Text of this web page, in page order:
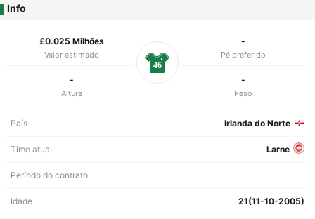
Info
£0.025 Milhões
Valor estimado
-
Pé preferido
-
Altura
-
Peso
46
País Irlanda do Norte
Time atual Larne
Período do contrato
Idade 21(11-10-2005)